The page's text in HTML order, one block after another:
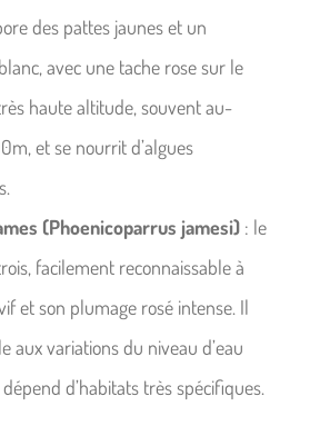
des pattes jaunes et un
avec une tache rose sur le
haute altitude, souvent au-
et se nourrit d’algues
(Phoenicoparrus jamesi) : le
facilement reconnaissable à
et son plumage rosé intense. Il
aux variations du niveau d’eau
d’habitats très spécifiques.